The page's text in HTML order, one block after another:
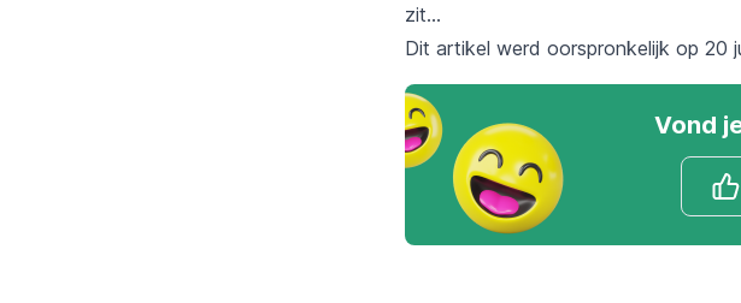
zit…
Dit artikel werd oorspronkelijk op 20
Vond